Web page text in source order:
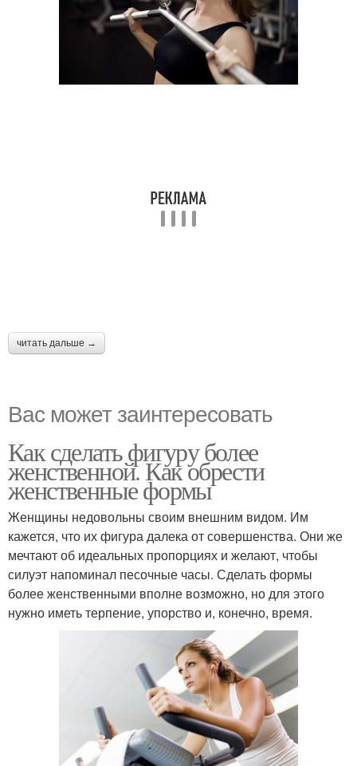
читать дальше →
Вас может заинтересовать
Как сделать фигуру более
женственной. Как обрести
женственные формы
Женщины недовольны своим внешним видом. Им
кажется, что их фигура далека от совершенства. Они же
мечтают об идеальных пропорциях и желают, чтобы
силуэт напоминал песочные часы. Сделать формы
более женственными вполне возможно, но для этого
нужно иметь терпение, упорство и, конечно, время.